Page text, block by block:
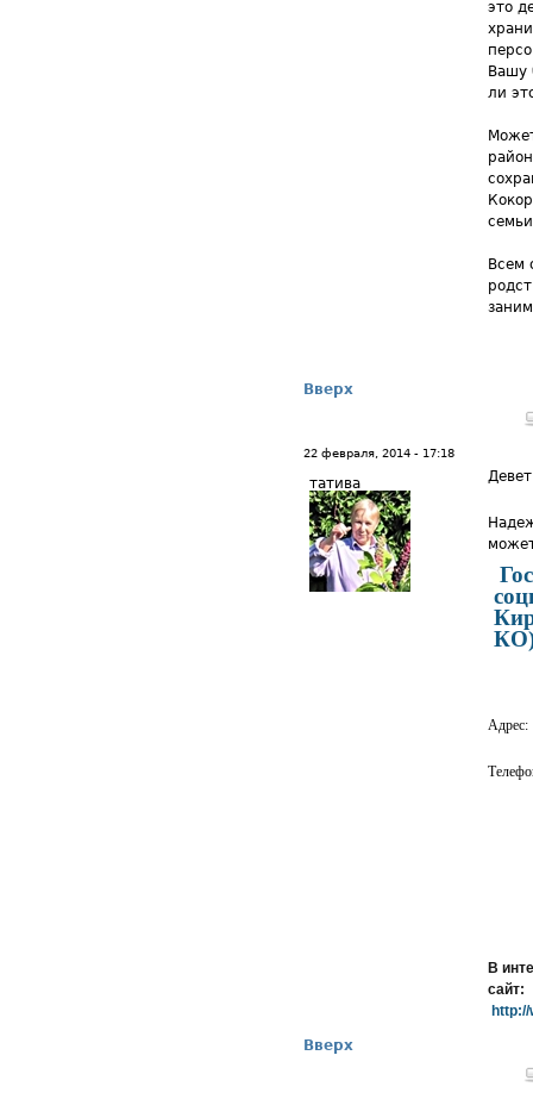
это
Вашу
ли
Всем
Вверх
22 февраля, 2014 - 17:18
татива
Адрес:
В
сайт:
Вверх